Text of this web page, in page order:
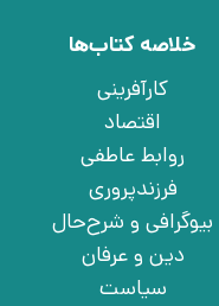
خلاصه کتاب‌ها
کارآفرینی
اقتصاد
روابط عاطفی
فرزندپروری
بیوگرافی و شرح‌حال
دین و عرفان
سیاست